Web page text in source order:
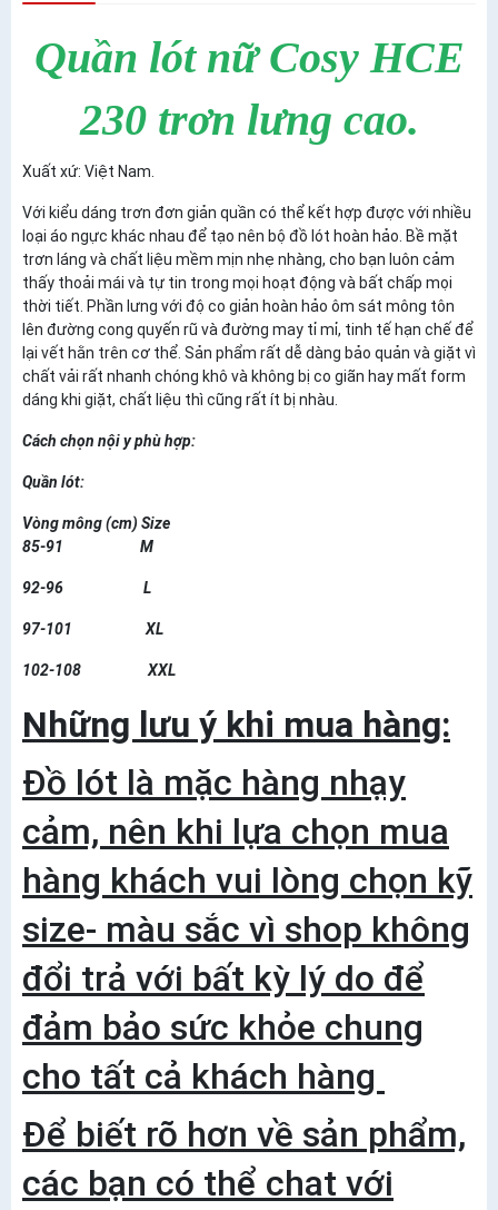
Quần lót nữ Cosy HCE
230 trơn lưng cao.
Xuất xứ: Việt Nam.
Với kiểu dáng trơn đơn giản quần có thể kết hợp được với nhiều
loại áo ngực khác nhau để tạo nên bộ đồ lót hoàn hảo. Bề mặt
trơn láng và chất liệu mềm mịn nhẹ nhàng, cho bạn luôn cảm
thấy thoải mái và tự tin trong mọi hoạt động và bất chấp mọi
thời tiết. Phần lưng với độ co giản hoàn hảo ôm sát mông tôn
lên đường cong quyến rũ và đường may tỉ mỉ, tinh tế hạn chế để
lại vết hằn trên cơ thể. Sản phẩm rất dễ dàng bảo quản và giặt vì
chất vải rất nhanh chóng khô và không bị co giãn hay mất form
dáng khi giặt, chất liệu thì cũng rất ít bị nhàu.
Cách chọn nội y phù hợp:
Quần lót:
Vòng mông (cm) Size
85-91 M
92-96 L
97-101 XL
102-108 XXL
Những lưu ý khi mua hàng:
Đồ lót là mặc hàng nhạy
cảm, nên khi lựa chọn mua
hàng khách vui lòng chọn kỹ
size- màu sắc vì shop không
đổi trả với bất kỳ lý do để
đảm bảo sức khỏe chung
cho tất cả khách hàng
Để biết rõ hơn về sản phẩm,
các bạn có thể chat với